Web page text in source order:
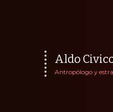
Aldo
Antropólogo y